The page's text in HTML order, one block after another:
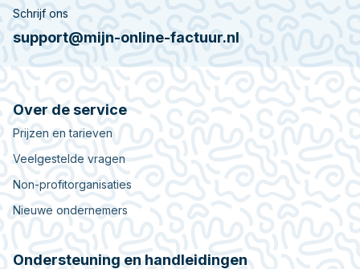
Schrijf ons
support@mijn-online-factuur.nl
Over de service
Prijzen en tarieven
Veelgestelde vragen
Non-profitorganisaties
Nieuwe ondernemers
Ondersteuning en handleidingen